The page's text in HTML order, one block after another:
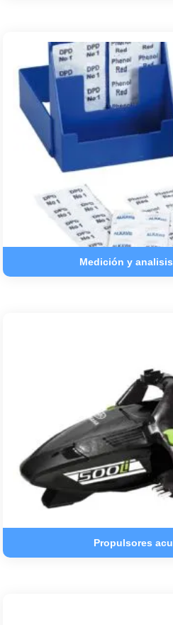
Medición y
Propulsores